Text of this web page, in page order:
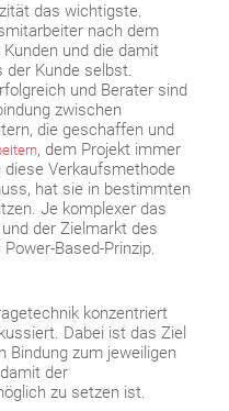
das wichtigste.
nach dem
und die damit
der Kunde selbst.
und Berater sind
zwischen
die geschaffen und
, dem Projekt immer
Verkaufsmethode
hat sie in bestimmten
Je komplexer das
der Zielmarkt des
Based-Prinzip.
konzentriert
Dabei ist das Ziel
Bindung zum jeweiligen
der
zu setzen ist.